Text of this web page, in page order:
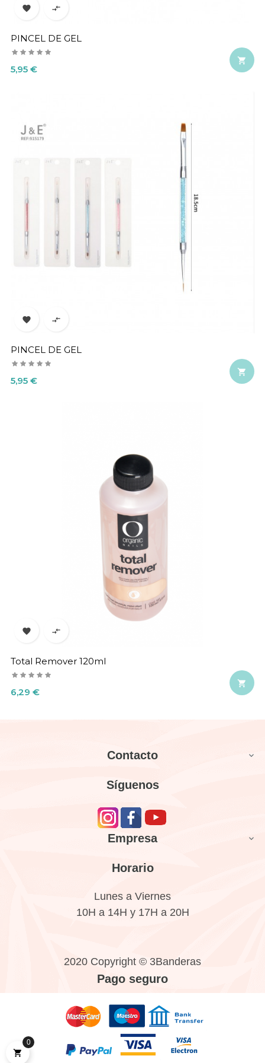
 
PINCEL DE GEL
Precio
5,95 €

 
PINCEL DE GEL
Precio
5,95 €

 
Total Remover 120ml
Precio
6,29 €

Contacto 
Síguenos
Empresa 
Horario
Lunes a Viernes
10H a 14H y 17H a 20H
2020 Copyright © 3Banderas
Pago seguro

0